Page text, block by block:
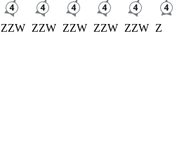
ZZW ZZW ZZW ZZW ZZW Z